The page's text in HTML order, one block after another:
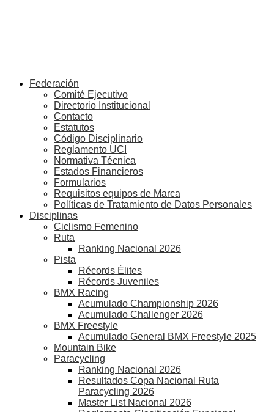
Federación
Comité Ejecutivo
Directorio Institucional
Contacto
Estatutos
Código Disciplinario
Reglamento UCI
Normativa Técnica
Estados Financieros
Formularios
Requisitos equipos de Marca
Políticas de Tratamiento de Datos Personales
Disciplinas
Ciclismo Femenino
Ruta
Ranking Nacional 2026
Pista
Récords Élites
Récords Juveniles
BMX Racing
Acumulado Championship 2026
Acumulado Challenger 2026
BMX Freestyle
Acumulado General BMX Freestyle 2025
Mountain Bike
Paracycling
Ranking Nacional 2026
Resultados Copa Nacional Ruta
Paracycling 2026
Master List Nacional 2026